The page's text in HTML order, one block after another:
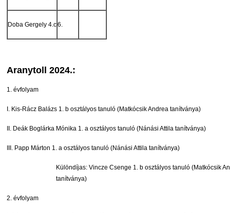
Doba Gergely 4.c6.
Aranytoll 2024.:
1. évfolyam
I. Kis-Rácz Balázs 1. b osztályos tanuló (Matkócsik Andrea tanítványa)
II. Deák Boglárka Mónika 1. a osztályos tanuló (Nánási Attila tanítványa)
III. Papp Márton 1. a osztályos tanuló (Nánási Attila tanítványa)
Különdíjas: Vincze Csenge 1. b osztályos tanuló (Matkócsik
tanítványa)
2. évfolyam